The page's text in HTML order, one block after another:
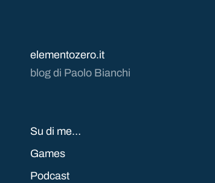
elementozero.it
blog di Paolo Bianchi
Su di me…
Games
Podcast